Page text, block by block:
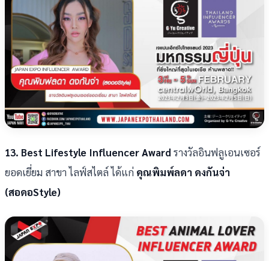
13. Best Lifestyle Influencer Award รางวัลอินฟลูเอนเซอร์
ยอดเยี่ยม สาขา ไลฟ์สไตล์ ได้แก่ คุณพิมพ์ลดา ดงกันจ่า
(สอดอStyle)